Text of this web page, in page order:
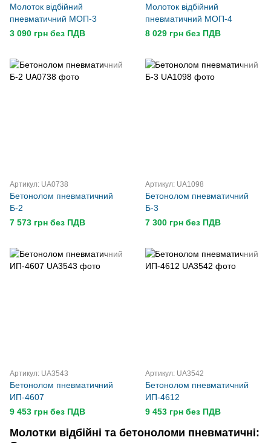
Молоток відбійний
пневматичний МОП-3
3 090 грн без ПДВ
Молоток відбійний
пневматичний МОП-4
8 029 грн без ПДВ
Артикул: UA0738
Бетонолом пневматичний
Б-2
7 573 грн без ПДВ
Артикул: UA1098
Бетонолом пневматичний
Б-3
7 300 грн без ПДВ
Артикул: UA3543
Бетонолом пневматичний
ИП-4607
9 453 грн без ПДВ
Артикул: UA3542
Бетонолом пневматичний
ИП-4612
9 453 грн без ПДВ
Молотки відбійні та бетоноломи пневматичні: